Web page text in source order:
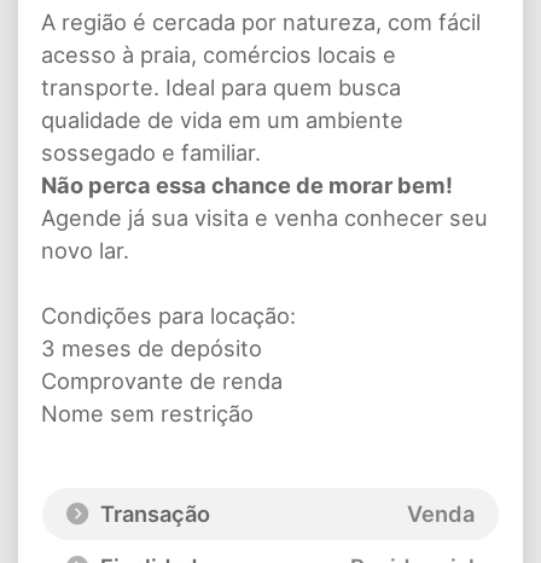
A região é cercada por natureza, com fácil
acesso à praia, comércios locais e
transporte. Ideal para quem busca
qualidade de vida em um ambiente
sossegado e familiar.
Não perca essa chance de morar bem!
Agende já sua visita e venha conhecer seu
novo lar.
Condições para locação:
3 meses de depósito
Comprovante de renda
Nome sem restrição
Transação
Venda